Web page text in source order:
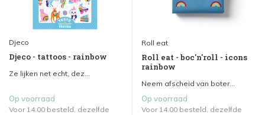
Djeco
Djeco - tattoos - rainbow
Ze lijken net echt, dez...
Op voorraad
Voor 14.00 besteld, dezelfde
Roll eat
Roll eat - boc'n'roll - icons
rainbow
Neem afscheid van boter...
Op voorraad
Voor 14.00 besteld, dezelfde